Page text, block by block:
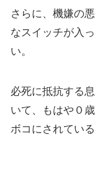
さらに、機嫌の
なスイッチが入
い。
必死に抵抗する
いて、もはや０
ボコにされている